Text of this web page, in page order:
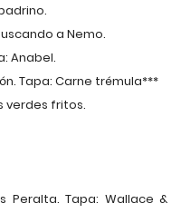
a Nemo.
Anabel.
Tapa: Carne trémula***
verdes fritos.
Peralta. Tapa: Wallace &